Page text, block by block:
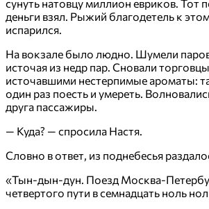
сунуть натовцу миллион евриков. Тот
деньги взял. Рыжий благодетель к
испарился.
На вокзале было людно. Шумели
источая из недр пар. Сновали
источавшими нестерпимые ароматы:
один раз поесть и умереть.
друга пассажиры.
— Куда? — спросила Настя.
Словно в ответ, из поднебесья
«Тын-дын-дун. Поезд Москва-
четвертого пути в семнадцать ноль